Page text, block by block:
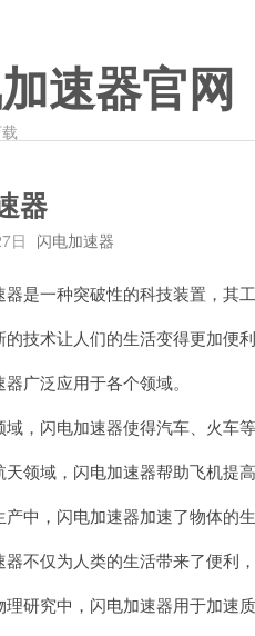
速器官网
器
日 闪电加速器
一种突破性的科技装置，其工
术让人们的生活变得更加便利
广泛应用于各个领域。
闪电加速器使得汽车、火车等
域，闪电加速器帮助飞机提高
，闪电加速器加速了物体的生
仅为人类的生活带来了便利，
究中，闪电加速器用于加速质